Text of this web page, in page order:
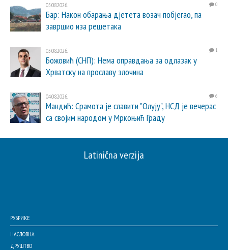
05.08.2026. 0
Бар: Након обарања дјетета возач побјегао, па
завршио иза решетака
05.08.2026. 1
Божовић (СНП): Нема оправдања за одлазак у
Хрватску на прославу злочина
04.08.2026. 6
Мандић: Срамота је славити "Олују", НСД је вечерас
са својим народом у Мркоњић Граду
Latinična verzija
РУБРИКЕ
НАСЛОВНА
ДРУШТВО